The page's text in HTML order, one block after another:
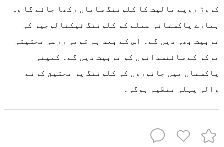
کروڑ روپے مالیت کا کلوننگ سامان رکھا جائے گا وہ
ہمارے پاکستانی عملے کو کلوننگ ٹیکنالوجیز کی
تربیت بھی دیں گے۔ اس کے بعد ہم قومی زرعی تحقیقی
مرکز کے سائنسدانوں کو تربیت دیں گے۔ کمپنی
پاکستان میں جانوروں کی کلوننگ پر تحقیق کرنے
والی پہلی تنظیم ہوگی۔